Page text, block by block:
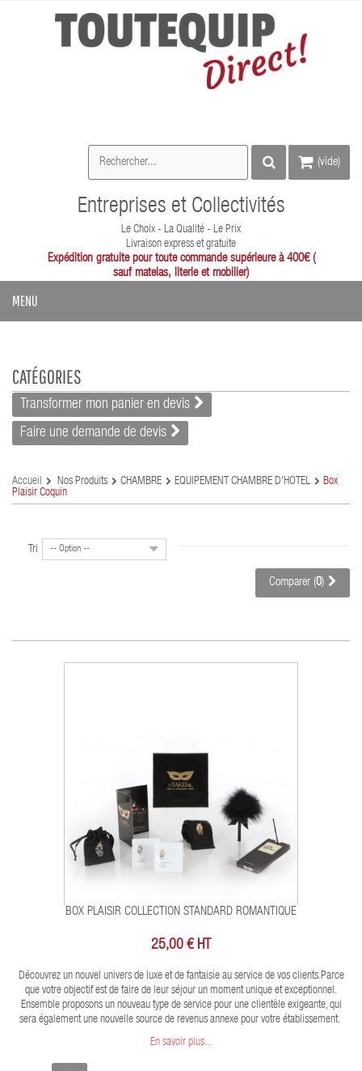
(vide)
Entreprises et Collectivités
Le Choix - La Qualité - Le Prix
Livraison express et gratuite
Expédition gratuite pour toute commande supérieure à 400€ (
sauf matelas, literie et mobilier)
MENU
CATÉGORIES
Transformer mon panier en devis
Faire une demande de devis
Accueil Nos Produits CHAMBRE EQUIPEMENT CHAMBRE D'HÔTEL
Box
Plaisir Coquin
Tri -- Option --
Comparer (0)
BOX PLAISIR COLLECTION STANDARD ROMANTIQUE
25,00 € HT
Découvrez un nouvel univers de luxe et de fantaisie au service de vos clients.Parce
que votre objectif est de faire de leur séjour un moment unique et exceptionnel.
Ensemble proposons un nouveau type de service pour une clientèle exigeante, qui
sera également une nouvelle source de revenus annexe pour votre établissement.
En savoir plus...